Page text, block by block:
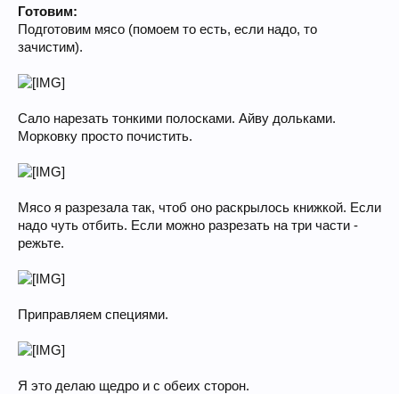
Готовим:
Подготовим мясо (помоем то есть, если надо, то
зачистим).
Сало нарезать тонкими полосками. Айву дольками.
Морковку просто почистить.
Мясо я разрезала так, чтоб оно раскрылось книжкой. Если
надо чуть отбить. Если можно разрезать на три части -
режьте.
Приправляем специями.
Я это делаю щедро и с обеих сторон.